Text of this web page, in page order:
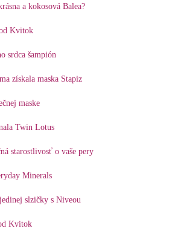
a kokosová Balea?
Kvitok
srdca šampión
získala maska Stapiz
maske
Twin Lotus
starostlivosť o vaše pery
Minerals
slzičky s Niveou
Kvitok